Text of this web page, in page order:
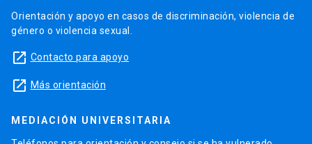
Orientación y apoyo en casos de discriminación, violencia de
género o violencia sexual.
launch Contacto para apoyo
launch Más orientación
MEDIACIÓN UNIVERSITARIA